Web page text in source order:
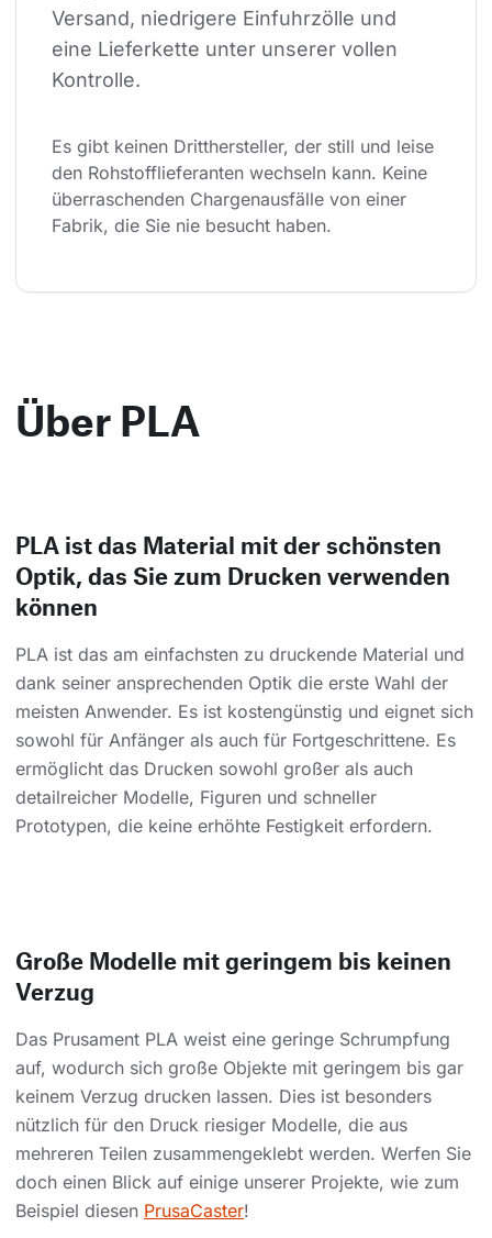
Versand, niedrigere Einfuhrzölle und
eine Lieferkette unter unserer vollen
Kontrolle.
Es gibt keinen Dritthersteller, der still und leise
den Rohstofflieferanten wechseln kann. Keine
überraschenden Chargenausfälle von einer
Fabrik, die Sie nie besucht haben.
Über PLA
PLA ist das Material mit der schönsten
Optik, das Sie zum Drucken verwenden
können
PLA ist das am einfachsten zu druckende Material und
dank seiner ansprechenden Optik die erste Wahl der
meisten Anwender. Es ist kostengünstig und eignet sich
sowohl für Anfänger als auch für Fortgeschrittene. Es
ermöglicht das Drucken sowohl großer als auch
detailreicher Modelle, Figuren und schneller
Prototypen, die keine erhöhte Festigkeit erfordern.
Große Modelle mit geringem bis keinen
Verzug
Das Prusament PLA weist eine geringe Schrumpfung
auf, wodurch sich große Objekte mit geringem bis gar
keinem Verzug drucken lassen. Dies ist besonders
nützlich für den Druck riesiger Modelle, die aus
mehreren Teilen zusammengeklebt werden. Werfen Sie
doch einen Blick auf einige unserer Projekte, wie zum
Beispiel diesen PrusaCaster!